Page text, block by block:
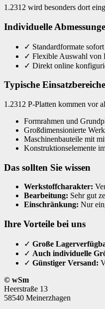
1.2312 wird besonders dort
Individuelle
✓ Standardformate
✓ Flexible Auswahl von
✓ Direkt online
Typische Einsatzbereiche
1.2312 P-Platten kommen vor
Formrahmen und
Großdimensionierte
Maschinenbauteile mit
Konstruktionselemente
Das sollten Sie wissen
Werkstoffcharakter:
Bearbeitung: Sehr gut
Einschränkung: Nur
Ihre Vorteile bei uns
✓ Große
✓ Auch individuelle
✓ Günstiger Versand:
© wSm
Heerstraße 13
58540 Meinerzhagen